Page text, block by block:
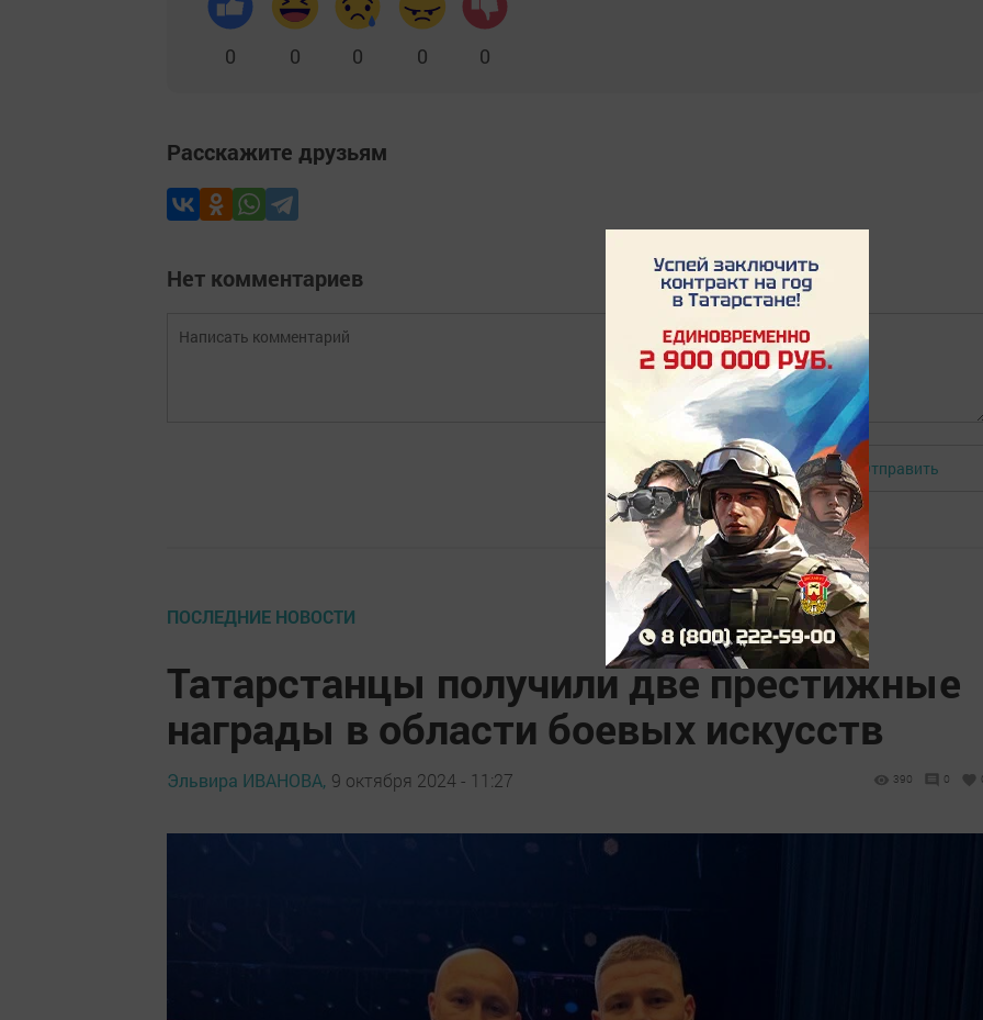
0 0 0 0 0
Расскажите друзьям
Нет комментариев
Авторизоваться Отправить
ПОСЛЕДНИЕ НОВОСТИ
Татарстанцы получили две престижные
награды в области боевых искусств
Эльвира ИВАНОВА, 9 октября 2024 - 11:27 390 0